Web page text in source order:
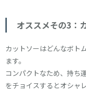
オススメその3：
カットソーはどんなボト
ます。
コンパクトなため、持ち
をチョイスするとオシャ